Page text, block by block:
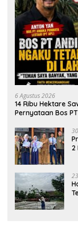
6 Agustus 2026
14 Ribu Hektare
Pernyataan Bos
2